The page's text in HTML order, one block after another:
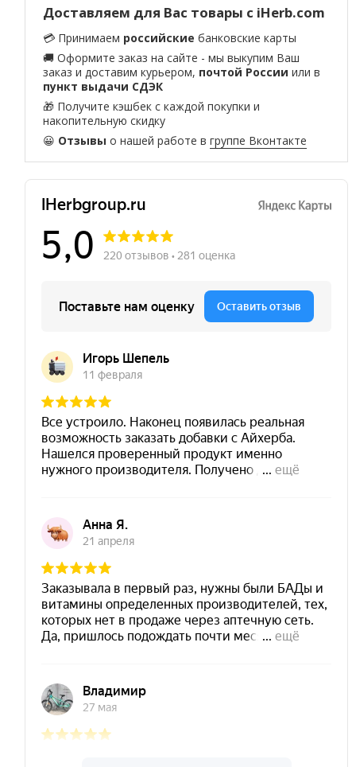
Доставляем для Вас товары с iHerb.com
💳 Принимаем российские банковские карты
🚚 Оформите заказ на сайте - мы выкупим Ваш
заказ и доставим курьером, почтой России или в
пункт выдачи СДЭК
🎁 Получите кэшбек с каждой покупки и
накопительную скидку
😀 Отзывы о нашей работе вгруппе Вконтакте